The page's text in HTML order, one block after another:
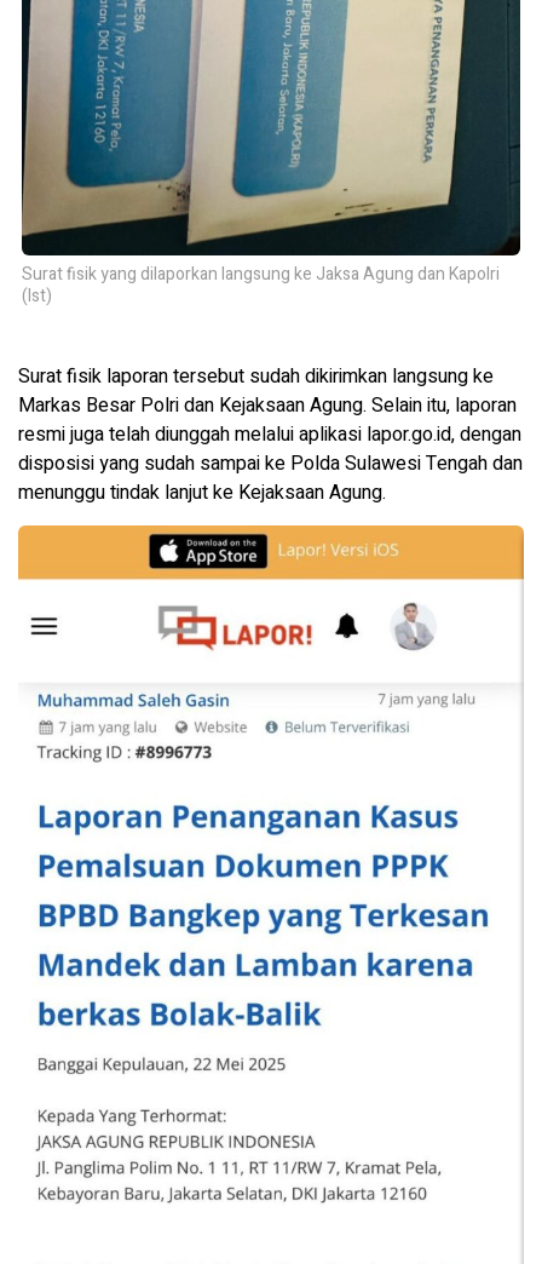
Surat fisik yang dilaporkan langsung ke Jaksa Agung dan Kapolri
(Ist)
Surat fisik laporan tersebut sudah dikirimkan langsung ke
Markas Besar Polri dan Kejaksaan Agung. Selain itu, laporan
resmi juga telah diunggah melalui aplikasi lapor.go.id, dengan
disposisi yang sudah sampai ke Polda Sulawesi Tengah dan
menunggu tindak lanjut ke Kejaksaan Agung.